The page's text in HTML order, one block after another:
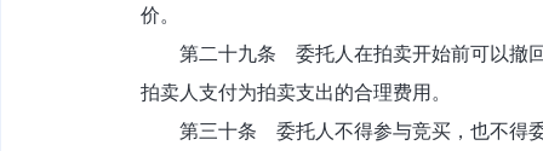
价。
第二十九条 委托人在拍卖开始前可以撤回
拍卖人支付为拍卖支出的合理费用。
第三十条 委托人不得参与竞买，也不得委